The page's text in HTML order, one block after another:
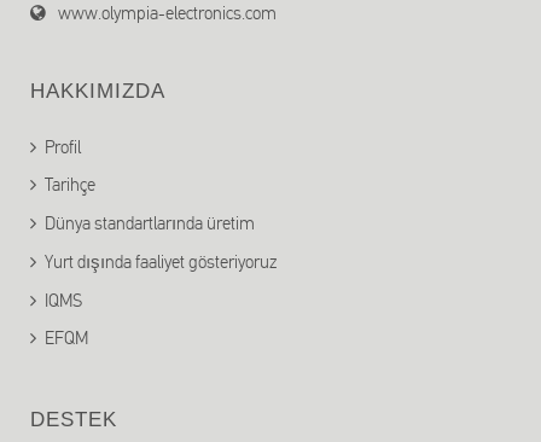
www.olympia-electronics.com
HAKKIMIZDA
Profil
Tarihçe
Dünya standartlarında üretim
Yurt dışında faaliyet gösteriyoruz
IQMS
EFQM
DESTEK